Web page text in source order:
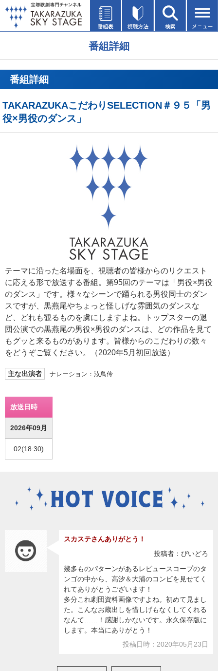
番組詳細
番組詳細
TAKARAZUKAこだわりSELECTION＃９５「男
役×男役のダンス」
テーマに沿った名場面を、視聴者の皆様からのリクエスト
に応える形で放送する番組。第95回のテーマは「男役×男役
のダンス」です。様々なシーンで踊られる男役同士のダン
スですが、黒燕尾やちょっと怪しげな雰囲気のダンスな
ど、どれも観るものを虜にしますよね。トップスターの退
団公演での黒燕尾の男役×男役のダンスは、どの作品を見て
もグッと来るものがあります。皆様からのこだわりの数々
をどうぞご覧ください。（2020年5月初回放送）
主な出演者 ナレーション：汝鳥伶
放送日時
2026年09月
02(18:30)
スカステさんありがとう！
投稿者：びいどろ
幾多ものパターンがあるレビュースコープのタ
ンゴの中から、高汐＆大浦のコンビを見せてく
れてありがとうございます！
多分これ劇団資料画像ですよね。初めて見まし
た。こんなお蔵出しを惜しげもなくしてくれる
なんて……！感謝しかないです。永久保存版に
します。本当にありがとう！
投稿日時：2020年05月23日